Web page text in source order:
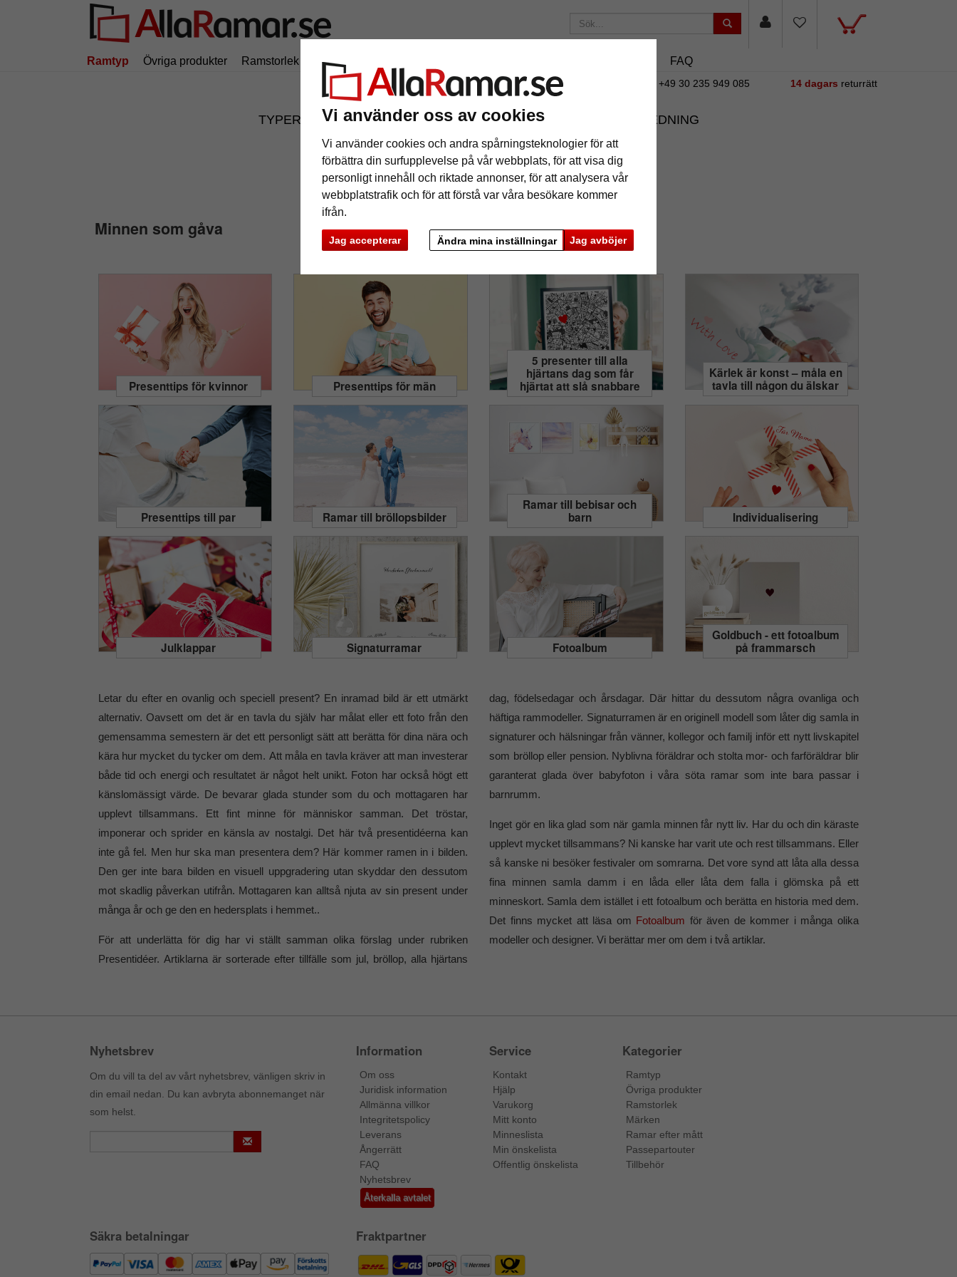
Vi använder oss av cookies
Vi använder cookies och andra spårningsteknologier för att
förbättra din surfupplevelse på vår webbplats, för att visa dig
personligt innehåll och riktade annonser, för att analysera vår
webbplatstrafik och för att förstå var våra besökare kommer
ifrån.
Jag accepterar Jag avböjer
Ändra mina inställningar
Ramtyp Övriga produkter Ramstorlek Märken FAQ
i leveranskostnad. Oavsett hur mycket du beställer. +49 30 235 949 085 14 dagars returrätt
TYPER RÅDGIVNING PRESENTIDÉER KONST & INREDNING
MAGASIN PRESENTIDÉER
Minnen som gåva
Presenttips för kvinnor Presenttips för män
5 presenter till alla
hjärtans dag som får
hjärtat att slå snabbare
Kärlek är konst – måla en
tavla till någon du älskar
Presenttips till par Ramar till bröllopsbilder
Ramar till bebisar och
barn
Individualisering
Julklappar Signaturramar Fotoalbum
Goldbuch - ett fotoalbum
på frammarsch
Letar du efter en ovanlig och speciell present? En inramad bild är ett utmärkt
alternativ. Oavsett om det är en tavla du själv har målat eller ett foto från den
gemensamma semestern är det ett personligt sätt att berätta för dina nära och
kära hur mycket du tycker om dem. Att måla en tavla kräver att man investerar
både tid och energi och resultatet är något helt unikt. Foton har också högt ett
känslomässigt värde. De bevarar glada stunder som du och mottagaren har
upplevt tillsammans. Ett fint minne för människor samman. Det tröstar,
imponerar och sprider en känsla av nostalgi. Det här två presentidéerna kan
inte gå fel. Men hur ska man presentera dem? Här kommer ramen in i bilden.
Den ger inte bara bilden en visuell uppgradering utan skyddar den dessutom
mot skadlig påverkan utifrån. Mottagaren kan alltså njuta av sin present under
många år och ge den en hedersplats i hemmet..
För att underlätta för dig har vi ställt samman olika förslag under rubriken
Presentidéer. Artiklarna är sorterade efter tillfälle som jul, bröllop, alla hjärtans
dag, födelsedagar och årsdagar. Där hittar du dessutom några ovanliga och
häftiga rammodeller. Signaturramen är en originell modell som låter dig samla in
signaturer och hälsningar från vänner, kollegor och familj inför ett nytt livskapitel
som bröllop eller pension. Nyblivna föräldrar och stolta mor- och farföräldrar blir
garanterat glada över babyfoton i våra söta ramar som inte bara passar i
barnrumm.
Inget gör en lika glad som när gamla minnen får nytt liv. Har du och din käraste
upplevt mycket tillsammans? Ni kanske har varit ute och rest tillsammans. Eller
så kanske ni besöker festivaler om somrarna. Det vore synd att låta alla dessa
fina minnen samla damm i en låda eller låta dem falla i glömska på ett
minneskort. Samla dem istället i ett fotoalbum och berätta en historia med dem.
Det finns mycket att läsa om Fotoalbum för även de kommer i många olika
modeller och designer. Vi berättar mer om dem i två artiklar.
Nyhetsbrev
Om du vill ta del av vårt nyhetsbrev, vänligen skriv in
din email nedan. Du kan avbryta abonnemanget när
som helst.
Information
Om oss
Juridisk information
Allmänna villkor
Integritetspolicy
Leverans
Ångerrätt
FAQ
Nyhetsbrev
Återkalla avtalet
Service
Kontakt
Hjälp
Varukorg
Mitt konto
Minneslista
Min önskelista
Offentlig önskelista
Kategorier
Ramtyp
Övriga produkter
Ramstorlek
Märken
Ramar efter mått
Passepartouter
Tillbehör
Säkra betalningar Fraktpartner